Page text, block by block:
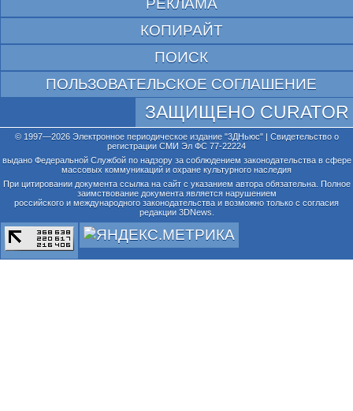
РЕКЛАМА
КОПИРАЙТ
ПОИСК
ПОЛЬЗОВАТЕЛЬСКОЕ СОГЛАШЕНИЕ
ЗАЩИЩЕНО CURATOR
© 1997—2026 Электронное периодическое издание "3ДНьюс" | Свидетельство о
регистрации СМИ Эл ФС 77-22224
выдано Федеральной Службой по надзору за соблюдением законодательства в сфере
массовых коммуникаций и охране культурного наследия
При цитировании документа ссылка на сайт с указанием автора обязательна. Полное
заимствование документа является нарушением
российского и международного законодательства и возможно только с согласия
редакции 3DNews.